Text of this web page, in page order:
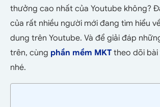
thưởng cao nhất của Youtube không?
của rất nhiều người mới đang tìm hiểu
dung trên Youtube. Và để giải đáp
trên, cùng phần mềm MKT theo dõi
nhé.